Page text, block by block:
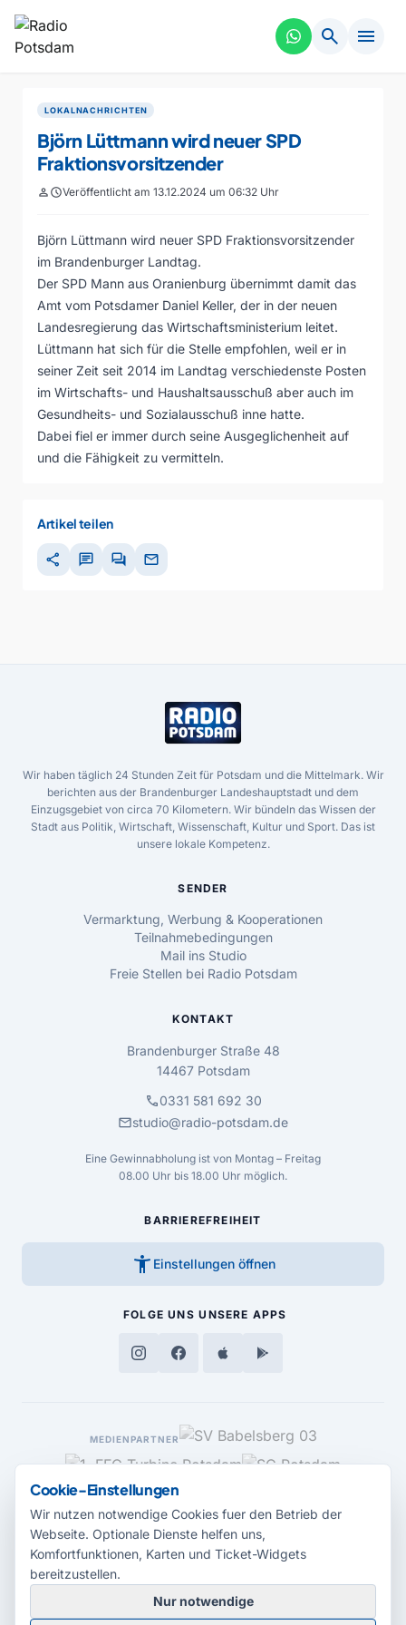
search menu
LOKALNACHRICHTEN
Björn Lüttmann wird neuer SPD
Fraktionsvorsitzender
personscheduleVeröffentlicht am 13.12.2024 um 06:32 Uhr
Björn Lüttmann wird neuer SPD Fraktionsvorsitzender
im Brandenburger Landtag.
Der SPD Mann aus Oranienburg übernimmt damit das
Amt vom Potsdamer Daniel Keller, der in der neuen
Landesregierung das Wirtschaftsministerium leitet.
Lüttmann hat sich für die Stelle empfohlen, weil er in
seiner Zeit seit 2014 im Landtag verschiedenste Posten
im Wirtschafts- und Haushaltsausschuß aber auch im
Gesundheits- und Sozialausschuß inne hatte.
Dabei fiel er immer durch seine Ausgeglichenheit auf
und die Fähigkeit zu vermitteln.
Artikel teilen
share chat forum mail
Wir haben täglich 24 Stunden Zeit für Potsdam und die Mittelmark. Wir
berichten aus der Brandenburger Landeshauptstadt und dem
Einzugsgebiet von circa 70 Kilometern. Wir bündeln das Wissen der
Stadt aus Politik, Wirtschaft, Wissenschaft, Kultur und Sport. Das ist
unsere lokale Kompetenz.
SENDER
Vermarktung, Werbung & Kooperationen
Teilnahmebedingungen
Mail ins Studio
Freie Stellen bei Radio Potsdam
KONTAKT
Brandenburger Straße 48
14467 Potsdam
call0331 581 692 30
mailstudio@radio-potsdam.de
Eine Gewinnabholung ist von Montag – Freitag
08.00 Uhr bis 18.00 Uhr möglich.
BARRIEREFREIHEIT
accessibility_new Einstellungen öffnen
FOLGE UNS UNSERE APPS
MEDIENPARTNER
© 2026 Radio Potsdam. Webseite entwickelt durch dieMedienagentur
Cookie-Einstellungen
Wir nutzen notwendige Cookies fuer den Betrieb der
Webseite. Optionale Dienste helfen uns,
Komfortfunktionen, Karten und Ticket-Widgets
bereitzustellen.
Nur notwendige